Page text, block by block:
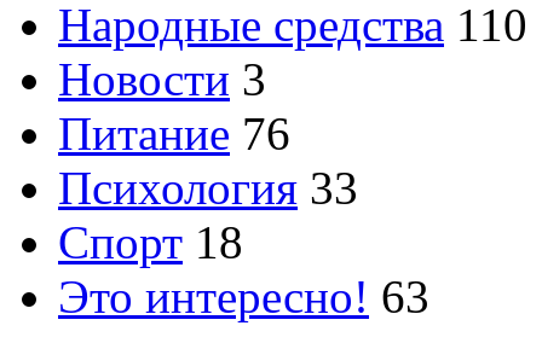
Народные средства 110
Новости 3
Питание 76
Психология 33
Спорт 18
Это интересно! 63